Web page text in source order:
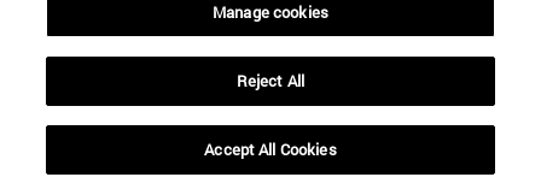
Manage cookies
Reject All
Accept All Cookies